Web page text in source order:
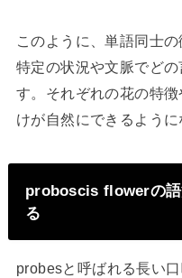
このように、単語同士
特定の状況や文脈でど
す。それぞれの花の特
けが自然にできるように
proboscis flowerの語
る
probesと呼ばれる長い